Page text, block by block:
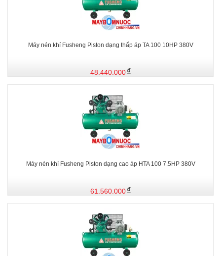
Máy nén khí Fusheng Piston dạng thấp áp TA 100 10HP 380V
48.440.000
Máy nén khí Fusheng Piston dạng cao áp HTA 100 7.5HP 380V
61.560.000